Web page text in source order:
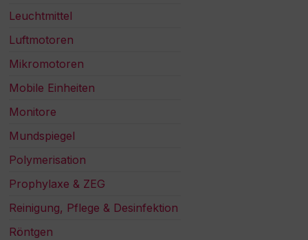
Leuchtmittel
Luftmotoren
Mikromotoren
Mobile Einheiten
Monitore
Mundspiegel
Polymerisation
Prophylaxe & ZEG
Reinigung, Pflege & Desinfektion
Röntgen